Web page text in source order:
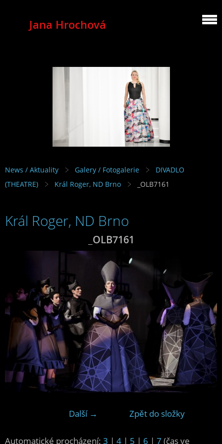
Jana Hrochová
MEZZOSOPRANO
News / Aktuality Galery / Fotogalerie
DIVADLO
(THEATRE)
Král Roger, ND Brno _OLB7161
Král Roger, ND Brno
_OLB7161
Další → Zpět do složky
Automatické procházení: 3 | 4 | 5 | 6 | 7 (čas ve